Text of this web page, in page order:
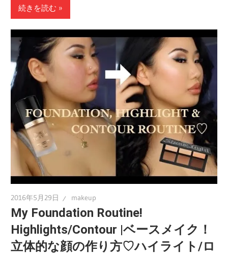
続きを読む
2016年5月29日 makeup
My Foundation Routine!
Highlights/Contour |ベースメイク！
立体的な顔の作り方♡ハイライト/ロ